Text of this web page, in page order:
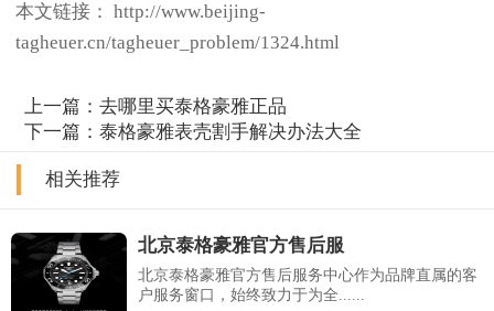
本文链接： http://www.beijing-
tagheuer.cn/tagheuer_problem/1324.html
上一篇：去哪里买泰格豪雅正品
下一篇：泰格豪雅表壳割手解决办法大全
相关推荐
北京泰格豪雅官方售后服
北京泰格豪雅官方售后服务中心作为品牌直属的客
户服务窗口，始终致力于为全......